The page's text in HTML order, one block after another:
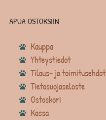
APUA OSTOKSIIN
Kauppa
Yhteystiedot
Tilaus- ja toimitusehdot
Tietosuojaseloste
Ostoskori
Kassa